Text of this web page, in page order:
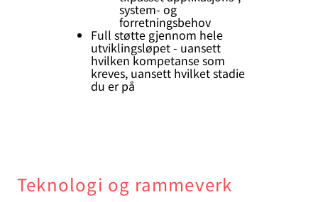
system- og
forretningsbehov
Full støtte gjennom hele
utviklingsløpet - uansett
hvilken kompetanse som
kreves, uansett hvilket stadie
du er på
Teknologi og rammeverk